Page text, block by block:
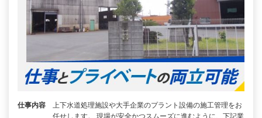
仕事内容
上下水道処理施設や大手企業のプラント設備の施工管理をお